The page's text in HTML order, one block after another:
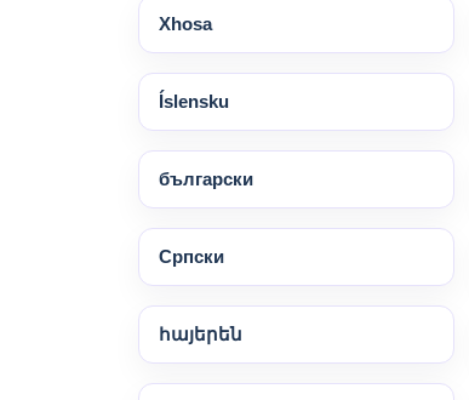
Xhosa
Íslensku
български
Српски
հայերեն